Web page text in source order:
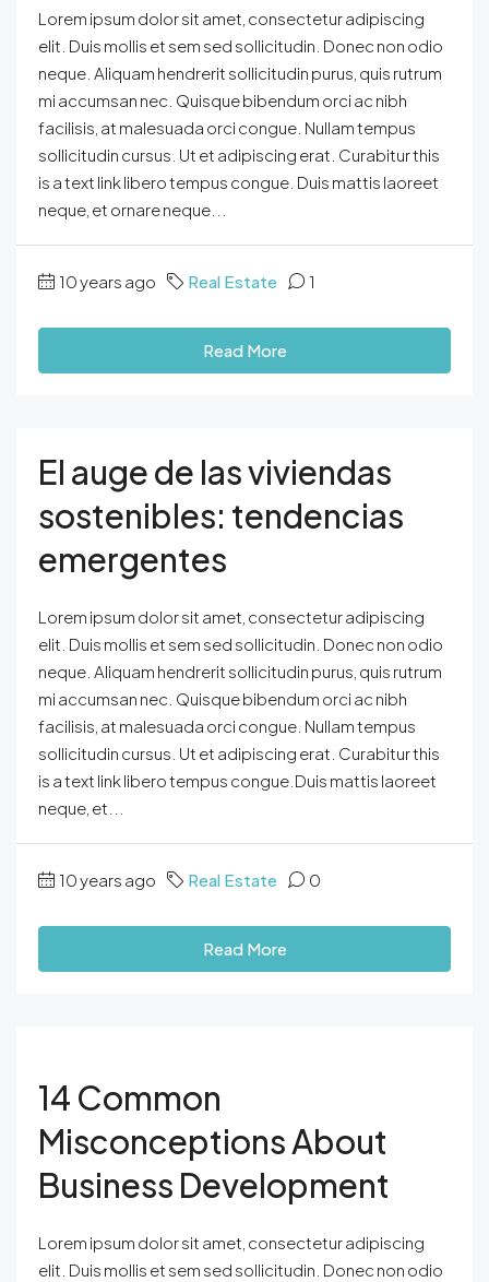
Lorem ipsum dolor sit amet, consectetur adipiscing
elit. Duis mollis et sem sed sollicitudin. Donec non odio
neque. Aliquam hendrerit sollicitudin purus, quis rutrum
mi accumsan nec. Quisque bibendum orci ac nibh
facilisis, at malesuada orci congue. Nullam tempus
sollicitudin cursus. Ut et adipiscing erat. Curabitur this
is a text link libero tempus congue. Duis mattis laoreet
neque, et ornare neque...
10 years ago Real Estate 1
Read More
El auge de las viviendas
sostenibles: tendencias
emergentes
Lorem ipsum dolor sit amet, consectetur adipiscing
elit. Duis mollis et sem sed sollicitudin. Donec non odio
neque. Aliquam hendrerit sollicitudin purus, quis rutrum
mi accumsan nec. Quisque bibendum orci ac nibh
facilisis, at malesuada orci congue. Nullam tempus
sollicitudin cursus. Ut et adipiscing erat. Curabitur this
is a text link libero tempus congue.Duis mattis laoreet
neque, et...
10 years ago Real Estate 0
Read More
14 Common
Misconceptions About
Business Development
Lorem ipsum dolor sit amet, consectetur adipiscing
elit. Duis mollis et sem sed sollicitudin. Donec non odio